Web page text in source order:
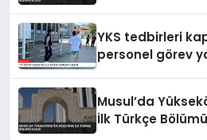
YKS tedbirleri
personel görev
Musul’da
İlk Türkçe Bölümü